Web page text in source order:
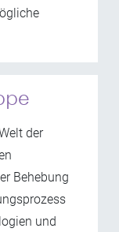
der
Behebung
und